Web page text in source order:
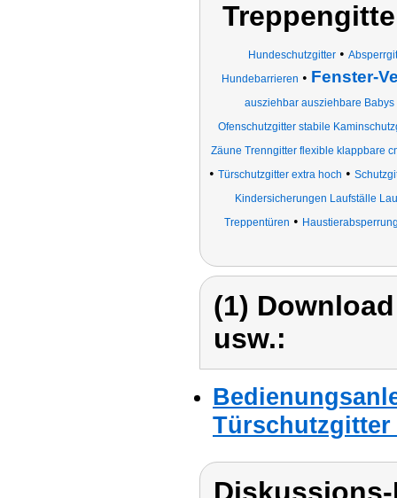
Hundeschutzgitter •
Hundebarrieren • Fenster-
ausziehbar ausziehbare
Ofenschutzgitter stabile
Zäune Trenngitter flexible klappbare
• Türschutzgitter extra hoch •
Kindersicherungen Laufställe
Treppentüren •
(1)
usw.: